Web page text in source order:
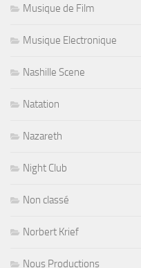
Musique de Film
Musique Electronique
Nashille Scene
Natation
Nazareth
Night Club
Non classé
Norbert Krief
Nous Productions